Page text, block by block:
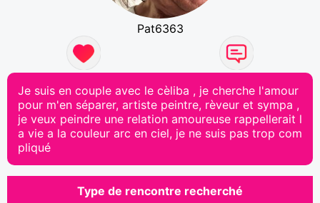
Pat6363
Je suis en couple avec le cèliba , je cherche l'amour
pour m'en séparer, artiste peintre, rèveur et sympa ,
je veux peindre une relation amoureuse rappellerait l
a vie a la couleur arc en ciel, je ne suis pas trop com
pliqué
Type de rencontre recherché